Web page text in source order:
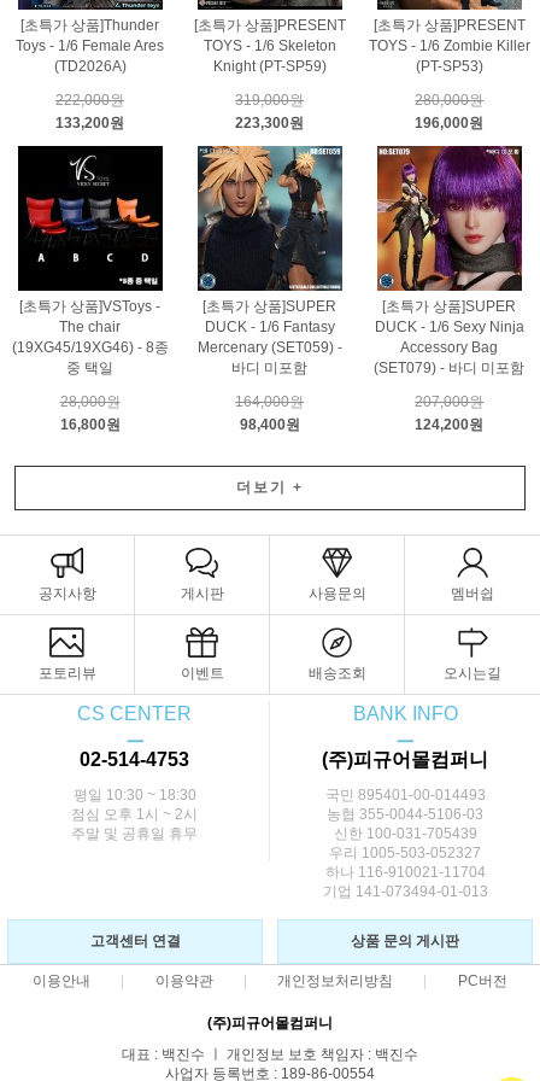
[초특가 상품]Thunder
Toys - 1/6 Female Ares
(TD2026A)
222,000원
133,200원
[초특가 상품]PRESENT
TOYS - 1/6 Skeleton
Knight (PT-SP59)
319,000원
223,300원
[초특가 상품]PRESENT
TOYS - 1/6 Zombie Killer
(PT-SP53)
280,000원
196,000원
[초특가 상품]VSToys -
The chair
(19XG45/19XG46) - 8종
중 택일
28,000원
16,800원
[초특가 상품]SUPER
DUCK - 1/6 Fantasy
Mercenary (SET059) -
바디 미포함
164,000원
98,400원
[초특가 상품]SUPER
DUCK - 1/6 Sexy Ninja
Accessory Bag
(SET079) - 바디 미포함
207,000원
124,200원
더보기 +
공지사항 게시판 사용문의 멤버쉽
포토리뷰 이벤트 배송조회 오시는길
CS CENTER
ㅡ
02-514-4753
평일 10:30 ~ 18:30
점심 오후 1시 ~ 2시
주말 및 공휴일 휴무
BANK INFO
ㅡ
(주)피규어몰컴퍼니
국민 895401-00-014493
농협 355-0044-5106-03
신한 100-031-705439
우리 1005-503-052327
하나 116-910021-11704
기업 141-073494-01-013
고객센터 연결 상품 문의 게시판
이용안내 이용약관 개인정보처리방침 PC버전
(주)피규어몰컴퍼니
대표 : 백진수 ㅣ 개인정보 보호 책임자 : 백진수
사업자 등록번호 : 189-86-00554